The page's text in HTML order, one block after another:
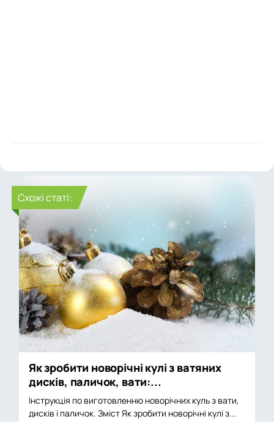
Cхожі статі:
Як зробити новорічні кулі з ватяних
дисків, паличок, вати:...
Інструкція по виготовленню новорічних куль з вати,
дисків і паличок. Зміст Як зробити новорічні кулі з...